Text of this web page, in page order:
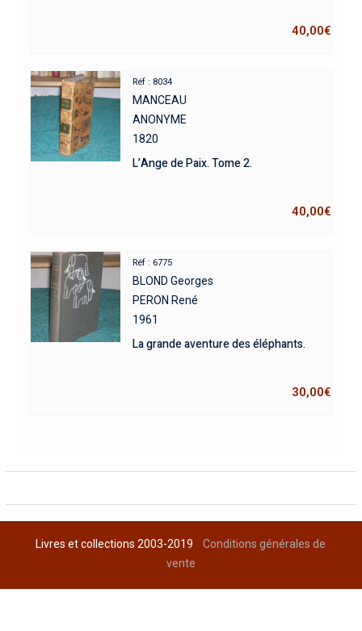
40,00€
Réf : 8034
MANCEAU
ANONYME
1820
L’Ange de Paix. Tome 2.
40,00€
Réf : 6775
BLOND Georges
PERON René
1961
La grande aventure des éléphants.
30,00€
Livres et collections 2003-2019Conditions générales de
vente